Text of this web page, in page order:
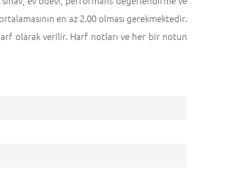
en az 2.00 olması gerekmektedir.
olarak verilir. Harf notları ve her bir notun